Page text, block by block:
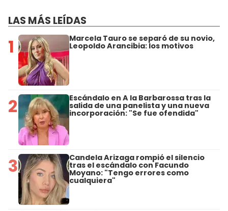
LAS MÁS LEÍDAS
1 Marcela Tauro se separó de su novio,
Leopoldo Arancibia: los motivos
2 Escándalo en A la Barbarossa tras la
salida de una panelista y una nueva
incorporación: "Se fue ofendida"
3 Candela Arizaga rompió el silencio
tras el escándalo con Facundo
Moyano: "Tengo errores como
cualquiera"